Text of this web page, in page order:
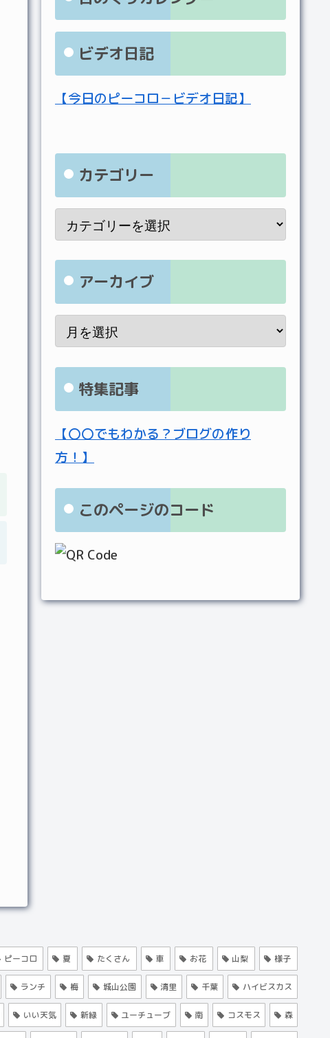
ビデオ日記
【今日のピーコロ－ビデオ日記】
カテゴリー
アーカイブ
特集記事
【〇〇でもわかる？ブログの作り
方！】
このページのコード
ピーコロ 夏 たくさん 車 お花 山梨 様子
ランチ 梅 城山公園 清里 千葉 ハイビスカス
いい天気 新緑 ユーチューブ 南 コスモス 森